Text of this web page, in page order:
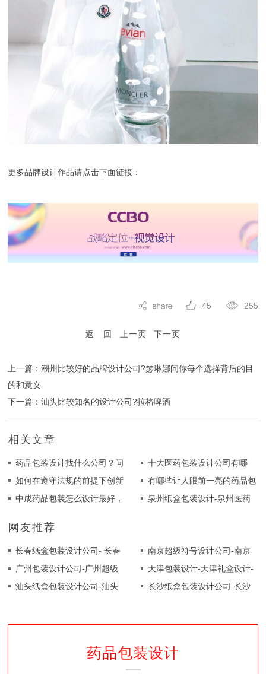
更多品牌设计作品请点击下面链接：
45 255
返 回 上一页 下一页
上一篇：潮州比较好的品牌设计公司?瑟琳娜问你每个选择背后的目
的和意义
下一篇：汕头比较知名的设计公司?拉格啤酒
相关文章
药品包装设计找什么公司？问
一下，有谁了解过?
十大医药包装设计公司有哪
些？
如何在遵守法规的前提下创新
药品包装？梳理药品包装盒设
有哪些让人眼前一亮的药品包
装设计？中药剂包装
中成药品包装怎么设计最好，
泉州纸盒包装设计-泉州医药
设计
网友推荐
长春纸盒包装设计公司- 长春
纸盒包装设计-长春食品纸盒
包装设计分享圣地咖啡包装设
南京超级符号设计公司-南京
视觉锤设计公司推荐Pyne洗
手液包装
广州包装设计公司-广州超级
符号设计转天然植物药Vyne
天津包装设计-天津礼盒设计-
天津礼品盒包装设计分享Vim
汕头纸盒包装设计公司-汕头
长沙纸盒包装设计公司-长沙
药品包装设计